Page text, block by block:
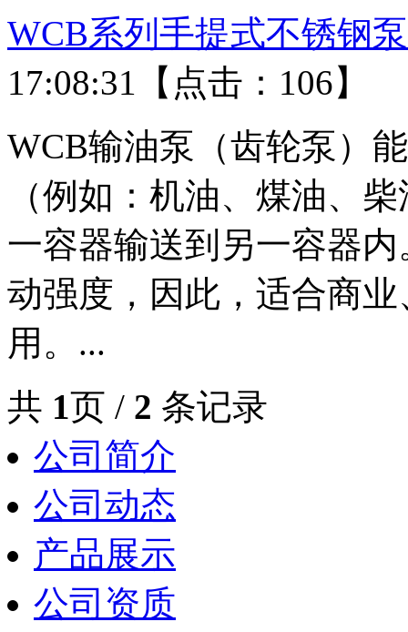
WCB系列手提式不锈钢泵
17:08:31【点击：106】
WCB输油泵（齿轮泵）
（例如：机油、煤油、
一容器输送到另一容器
动强度，因此，适合商
用。...
共 1页 / 2 条记录
公司简介
公司动态
产品展示
公司资质